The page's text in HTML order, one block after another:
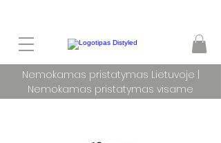
Nemokamas pristatymas Lietuvoje |
Nemokamas pristatymas visame